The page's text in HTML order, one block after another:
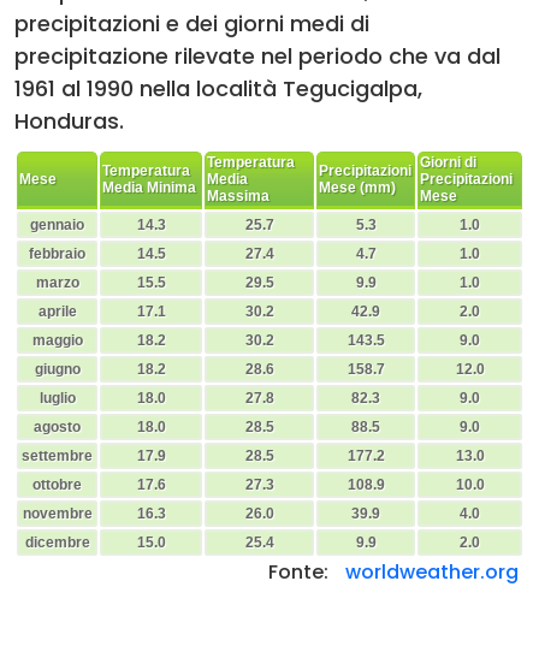
precipitazioni e dei giorni medi di
precipitazione rilevate nel periodo che va dal
1961 al 1990 nella località Tegucigalpa,
Honduras.
Mese
Temperatura
Media Minima
Temperatura
Media
Massima
Precipitazioni
Mese (mm)
Giorni di
Precipitazioni
Mese
gennaio
14.3 25.7 5.3
1.0
febbraio
14.5 27.4 4.7
1.0
marzo
15.5 29.5 9.9
1.0
aprile
17.1 30.2 42.9
2.0
maggio
18.2 30.2 143.5
9.0
giugno
18.2 28.6 158.7
12.0
luglio
18.0 27.8 82.3
9.0
agosto
18.0 28.5 88.5
9.0
settembre
17.9 28.5 177.2
13.0
ottobre
17.6 27.3 108.9
10.0
novembre
16.3 26.0 39.9
4.0
dicembre
15.0 25.4 9.9 2.0
Fonte: worldweather.org